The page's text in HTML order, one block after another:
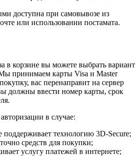
доступна при самовывозе из
или использовании постамата.
в корзине вы можете выбрать вариант
принимаем карты Visa и Master
вас перенаправит на сервер
должны ввести номер карты, срок
в случае:
поддерживает технологию 3D-Secure;
средств для покупки;
услугу платежей в интернете;